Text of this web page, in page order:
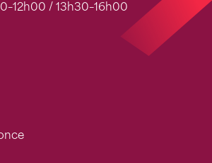
/ 13h30–16h00